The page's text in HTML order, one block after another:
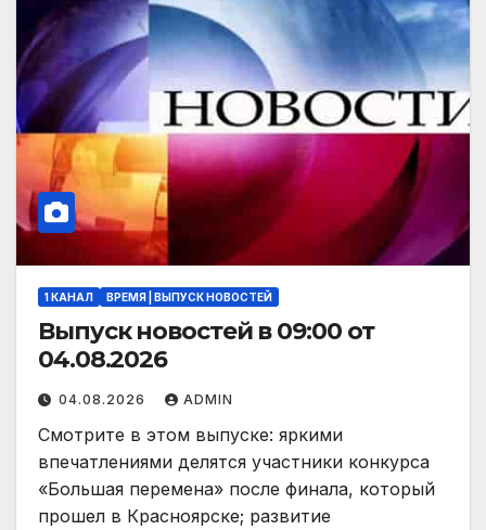
1 КАНАЛ ВРЕМЯ | ВЫПУСК НОВОСТЕЙ
Выпуск новостей в 09:00 от
04.08.2026
04.08.2026 ADMIN
Смотрите в этом выпуске: яркими
впечатлениями делятся участники конкурса
«Большая перемена» после финала, который
прошел в Красноярске; развитие